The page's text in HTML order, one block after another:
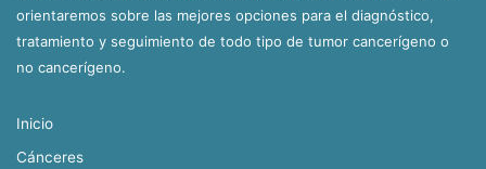
orientaremos sobre las mejores opciones para el diagnóstico,
tratamiento y seguimiento de todo tipo de tumor cancerígeno o
no cancerígeno.
Inicio
Cánceres